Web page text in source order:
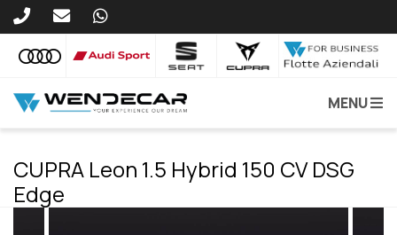
MENU
CUPRA Leon 1.5 Hybrid 150 CV DSG
Edge